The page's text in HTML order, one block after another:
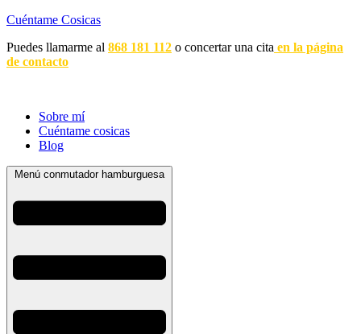
Cuéntame Cosicas
Puedes llamarme al 868 181 112 o concertar una cita en la página
de contacto
Sobre mí
Cuéntame cosicas
Blog
Menú conmutador hamburguesa